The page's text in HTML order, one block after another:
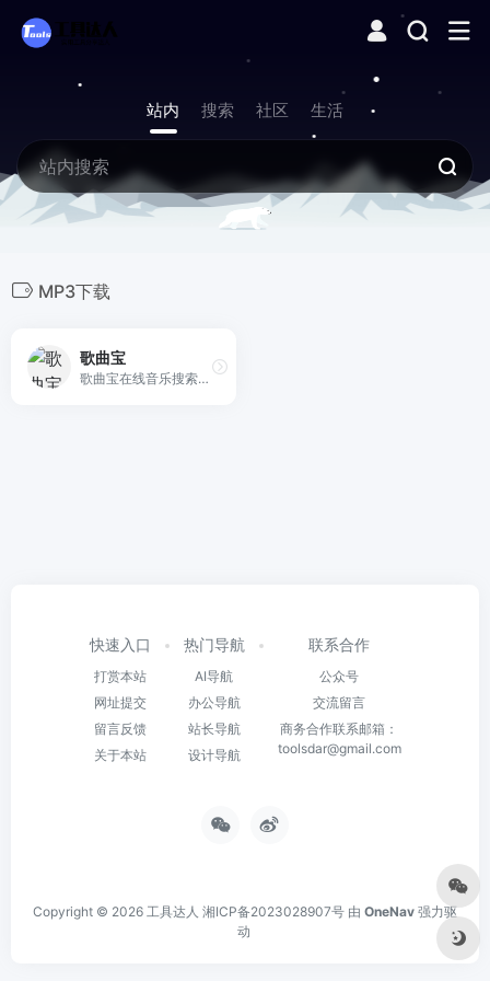
站内 搜索 社区 生活
MP3下载
歌曲宝
歌曲宝在线音乐搜索，可以在线免费下载全网MP3付费歌曲、流行音乐、经典老歌等。曲库完整，更新迅速，试听流畅，支持高品质|无损音质~
快速入口
打赏本站
网址提交
留言反馈
关于本站
热门导航
AI导航
办公导航
站长导航
设计导航
联系合作
公众号
交流留言
商务合作联系邮箱：
toolsdar@gmail.com
Copyright © 2026 工具达人 湘ICP备2023028907号 由 OneNav 强力驱
动